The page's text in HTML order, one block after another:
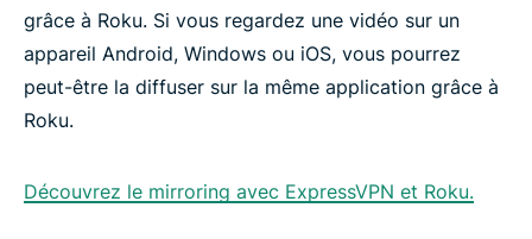
grâce à Roku. Si vous regardez une vidéo sur un
appareil Android, Windows ou iOS, vous pourrez
peut-être la diffuser sur la même application grâce à
Roku.
Découvrez le mirroring avec ExpressVPN et Roku.